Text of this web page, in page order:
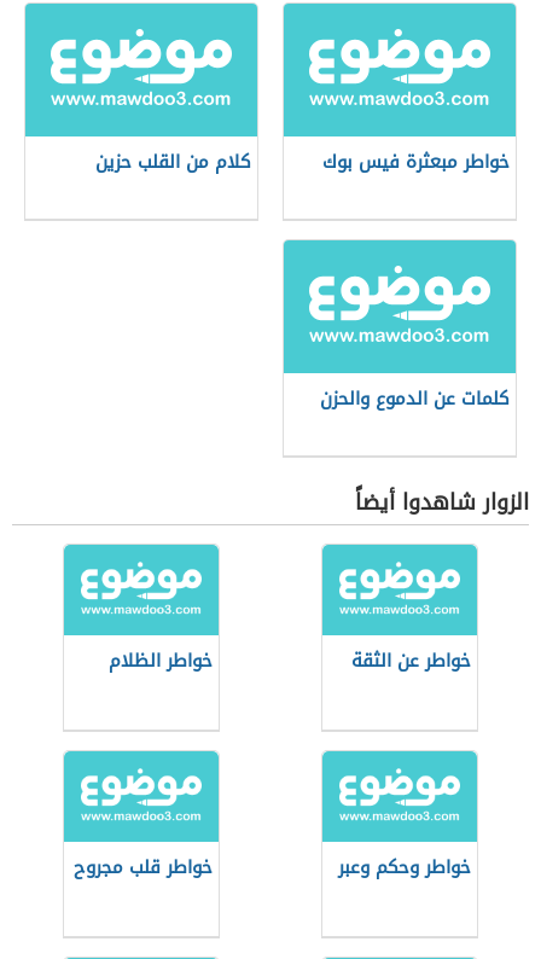
خواطر مبعثرة فيس بوك كلام من القلب حزين
كلمات عن الدموع والحزن
الزوار شاهدوا أيضاً
خواطر عن الثقة خواطر الظلام
خواطر وحكم وعبر خواطر قلب مجروح